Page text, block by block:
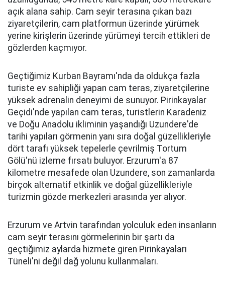
açık alana sahip. Cam seyir terasına çıkan bazı
ziyaretçilerin, cam platformun üzerinde yürümek
yerine kirişlerin üzerinde yürümeyi tercih ettikleri de
gözlerden kaçmıyor.
Geçtiğimiz Kurban Bayramı'nda da oldukça fazla
turiste ev sahipliği yapan cam teras, ziyaretçilerine
yüksek adrenalin deneyimi de sunuyor. Pirinkayalar
Geçidi'nde yapılan cam teras, turistlerin Karadeniz
ve Doğu Anadolu ikliminin yaşandığı Uzundere'de
tarihi yapıları görmenin yanı sıra doğal güzellikleriyle
dört tarafı yüksek tepelerle çevrilmiş Tortum
Gölü'nü izleme fırsatı buluyor. Erzurum'a 87
kilometre mesafede olan Uzundere, son zamanlarda
birçok alternatif etkinlik ve doğal güzellikleriyle
turizmin gözde merkezleri arasında yer alıyor.
Erzurum ve Artvin tarafından yolculuk eden insanların
cam seyir terasını görmelerinin bir şartı da
geçtiğimiz aylarda hizmete giren Pirinkayaları
Tüneli'ni değil dağ yolunu kullanmaları.